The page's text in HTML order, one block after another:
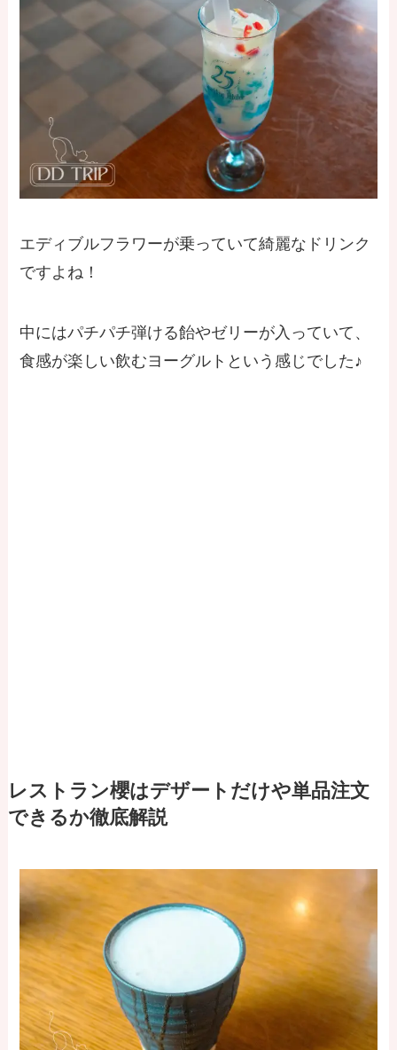
エディブルフラワーが乗っていて綺麗なドリンク
ですよね！
中にはパチパチ弾ける飴やゼリーが入っていて、
食感が楽しい飲むヨーグルトという感じでした♪
レストラン櫻はデザートだけや単品注文
できるか徹底解説